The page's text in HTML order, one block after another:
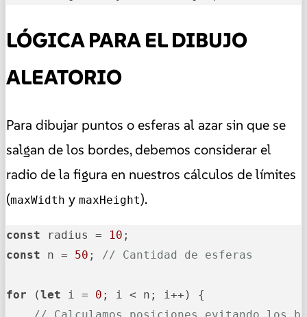
LÓGICA PARA EL DIBUJO
ALEATORIO
Para dibujar puntos o esferas al azar sin que se
salgan de los bordes, debemos considerar el
radio de la figura en nuestros cálculos de límites
(maxWidth y maxHeight).
const radius = 10
const n = 50 ; // Cantidad de esferas
for (let i = 0 ; i < n; i++) {